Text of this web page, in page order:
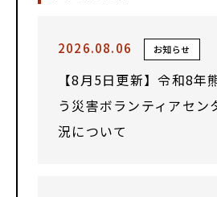
2026.08.06 お知らせ
【8月5日更新】令和8年
う災害ボランティアセン
況について